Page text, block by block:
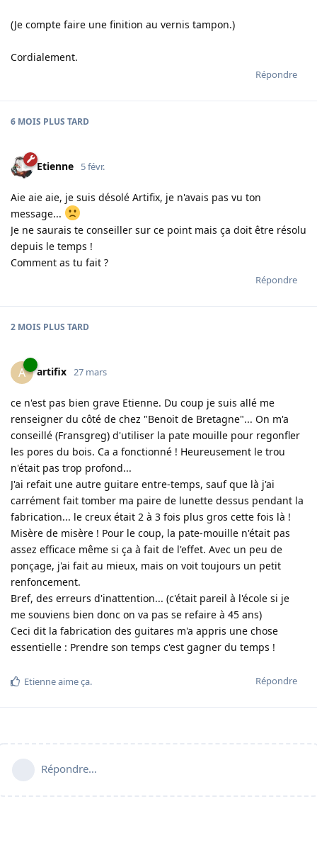
(Je compte faire une finition au vernis tampon.)
Cordialement.
Répondre
6 MOIS PLUS TARD
Etienne 5 févr.
Aie aie aie, je suis désolé Artifix, je n'avais pas vu ton
message...
Je ne saurais te conseiller sur ce point mais ça doit être résolu
depuis le temps !
Comment as tu fait ?
Répondre
2 MOIS PLUS TARD
A artifix 27 mars
ce n'est pas bien grave Etienne. Du coup je suis allé me
renseigner du côté de chez "Benoit de Bretagne"... On m'a
conseillé (Fransgreg) d'utiliser la pate mouille pour regonfler
les pores du bois. Ca a fonctionné ! Heureusement le trou
n'était pas trop profond...
J'ai refait une autre guitare entre-temps, sauf que là j'ai
carrément fait tomber ma paire de lunette dessus pendant la
fabrication... le creux était 2 à 3 fois plus gros cette fois là !
Misère de misère ! Pour le coup, la pate-mouille n'était pas
assez efficace même si ça à fait de l'effet. Avec un peu de
ponçage, j'ai fait au mieux, mais on voit toujours un petit
renfoncement.
Bref, des erreurs d'inattention... (c'était pareil à l'école si je
me souviens bien donc on va pas se refaire à 45 ans)
Ceci dit la fabrication des guitares m'a appris une chose
essentielle : Prendre son temps c'est gagner du temps !
Répondre
Etienneaime ça.
Répondre…